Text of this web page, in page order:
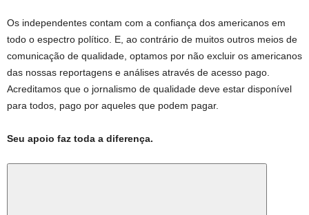
Os independentes contam com a confiança dos americanos em
todo o espectro político. E, ao contrário de muitos outros meios de
comunicação de qualidade, optamos por não excluir os americanos
das nossas reportagens e análises através de acesso pago.
Acreditamos que o jornalismo de qualidade deve estar disponível
para todos, pago por aqueles que podem pagar.
Seu apoio faz toda a diferença.